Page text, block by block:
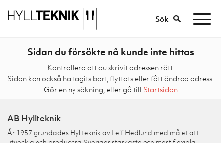
Sök
Sidan du försökte nå kunde inte hittas
Kontrollera att du skrivit adressen rätt.
Sidan kan också ha tagits bort, flyttats eller fått ändrad adress.
Gör en ny sökning, eller gå till Startsidan
AB Hyllteknik
År 1957 grundades Hyllteknik av Leif Hedlund med målet att